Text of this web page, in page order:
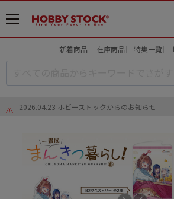
メ
ニ
新着商品 在庫商品 特集一覧
2026.04.23 ホビーストックからのお知らせ